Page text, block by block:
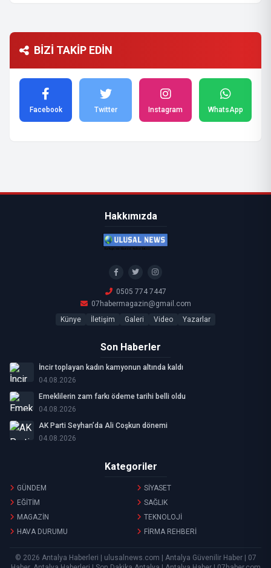
BİZİ TAKİP EDİN
Facebook Twitter Instagram WhatsApp
Hakkımızda
0505 774 7447
07habermagazin@gmail.com
Künye
İletişim Galeri Video Yazarlar
Son Haberler
İncir toplayan kadın kamyonun altında kaldı
04.08.2026
Emeklilerin zam farkı ödeme tarihi belli oldu
04.08.2026
AK Parti Seyhan’da Ali Coşkun dönemi
04.08.2026
Kategoriler
GÜNDEM
SİYASET
EĞİTİM
SAĞLIK
MAGAZİN
TEKNOLOJİ
HAVA DURUMU
FİRMA REHBERİ
© 2026 Antalya Haberleri | ulusalnews.com | Antalya Güvenilir Haber | 07